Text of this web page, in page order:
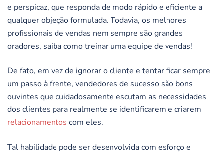
e perspicaz, que responda de modo rápido e eficiente a
qualquer objeção formulada. Todavia, os melhores
profissionais de vendas nem sempre são grandes
oradores, saiba como treinar uma equipe de vendas!
De fato, em vez de ignorar o cliente e tentar ficar sempre
um passo à frente, vendedores de sucesso são bons
ouvintes que cuidadosamente escutam as necessidades
dos clientes para realmente se identificarem e criarem
relacionamentos com eles.
Tal habilidade pode ser desenvolvida com esforço e